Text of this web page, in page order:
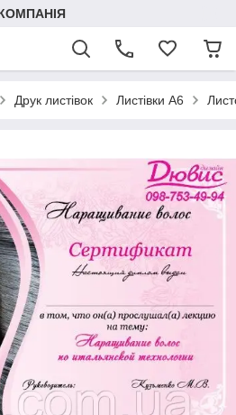
Друк листівок Листівки А6